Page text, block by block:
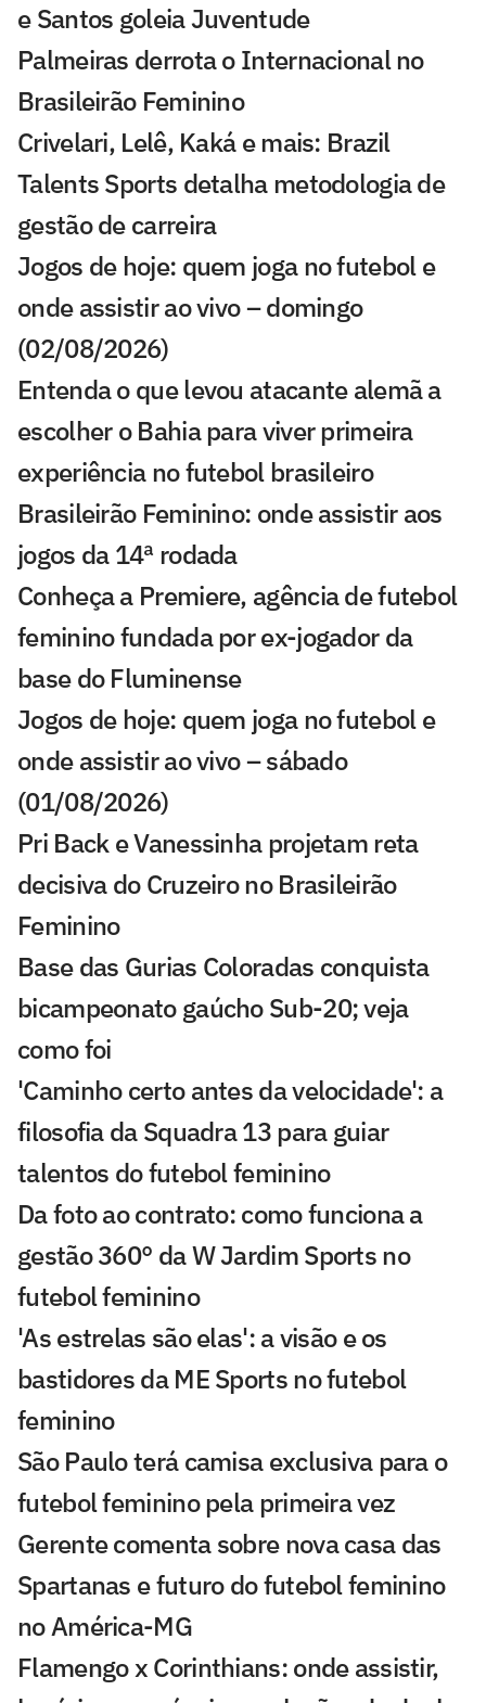
e Santos goleia Juventude
Palmeiras derrota o Internacional no
Brasileirão Feminino
Crivelari, Lelê, Kaká e mais: Brazil
Talents Sports detalha metodologia de
gestão de carreira
Jogos de hoje: quem joga no futebol e
onde assistir ao vivo – domingo
(02/08/2026)
Entenda o que levou atacante alemã a
escolher o Bahia para viver primeira
experiência no futebol brasileiro
Brasileirão Feminino: onde assistir aos
jogos da 14ª rodada
Conheça a Premiere, agência de futebol
feminino fundada por ex-jogador da
base do Fluminense
Jogos de hoje: quem joga no futebol e
onde assistir ao vivo – sábado
(01/08/2026)
Pri Back e Vanessinha projetam reta
decisiva do Cruzeiro no Brasileirão
Feminino
Base das Gurias Coloradas conquista
bicampeonato gaúcho Sub-20; veja
como foi
'Caminho certo antes da velocidade': a
filosofia da Squadra 13 para guiar
talentos do futebol feminino
Da foto ao contrato: como funciona a
gestão 360° da W Jardim Sports no
futebol feminino
'As estrelas são elas': a visão e os
bastidores da ME Sports no futebol
feminino
São Paulo terá camisa exclusiva para o
futebol feminino pela primeira vez
Gerente comenta sobre nova casa das
Spartanas e futuro do futebol feminino
no América-MG
Flamengo x Corinthians: onde assistir,